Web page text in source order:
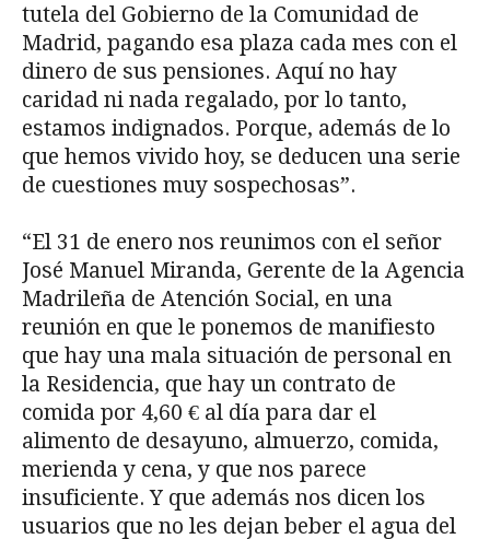
tutela del Gobierno de la Comunidad de
Madrid, pagando esa plaza cada mes con el
dinero de sus pensiones. Aquí no hay
caridad ni nada regalado, por lo tanto,
estamos indignados. Porque, además de lo
que hemos vivido hoy, se deducen una serie
de cuestiones muy sospechosas”.
“El 31 de enero nos reunimos con el señor
José Manuel Miranda, Gerente de la Agencia
Madrileña de Atención Social, en una
reunión en que le ponemos de manifiesto
que hay una mala situación de personal en
la Residencia, que hay un contrato de
comida por 4,60 € al día para dar el
alimento de desayuno, almuerzo, comida,
merienda y cena, y que nos parece
insuficiente. Y que además nos dicen los
usuarios que no les dejan beber el agua del